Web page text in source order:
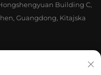
Building C,
Guangdong, Kitajska